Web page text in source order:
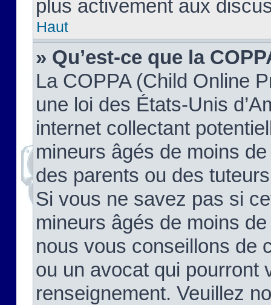
plus activement aux
Haut
» Qu’est-ce que la
La COPPA (Child Online
une loi des États-Unis
internet collectant
mineurs âgés de moins
des parents ou des
Si vous ne savez pas si
mineurs âgés de moins
nous vous conseillons de
ou un avocat qui pourront
renseignement. Veuillez